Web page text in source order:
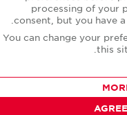
CONTACT AGENT
processing of
consent, but you
You can change your
this
.